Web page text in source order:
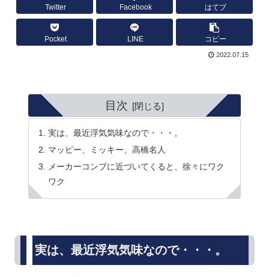
Twitter Facebook はてブ
Pocket LINE コピー
2022.07.15
目次
実は、最近浮気気味なので・・・。
マッピー、ミッキー、高橋名人
メーカーコンプに近づいてくると、徐々にワク
ワク
実は、最近浮気気味なので・・・。